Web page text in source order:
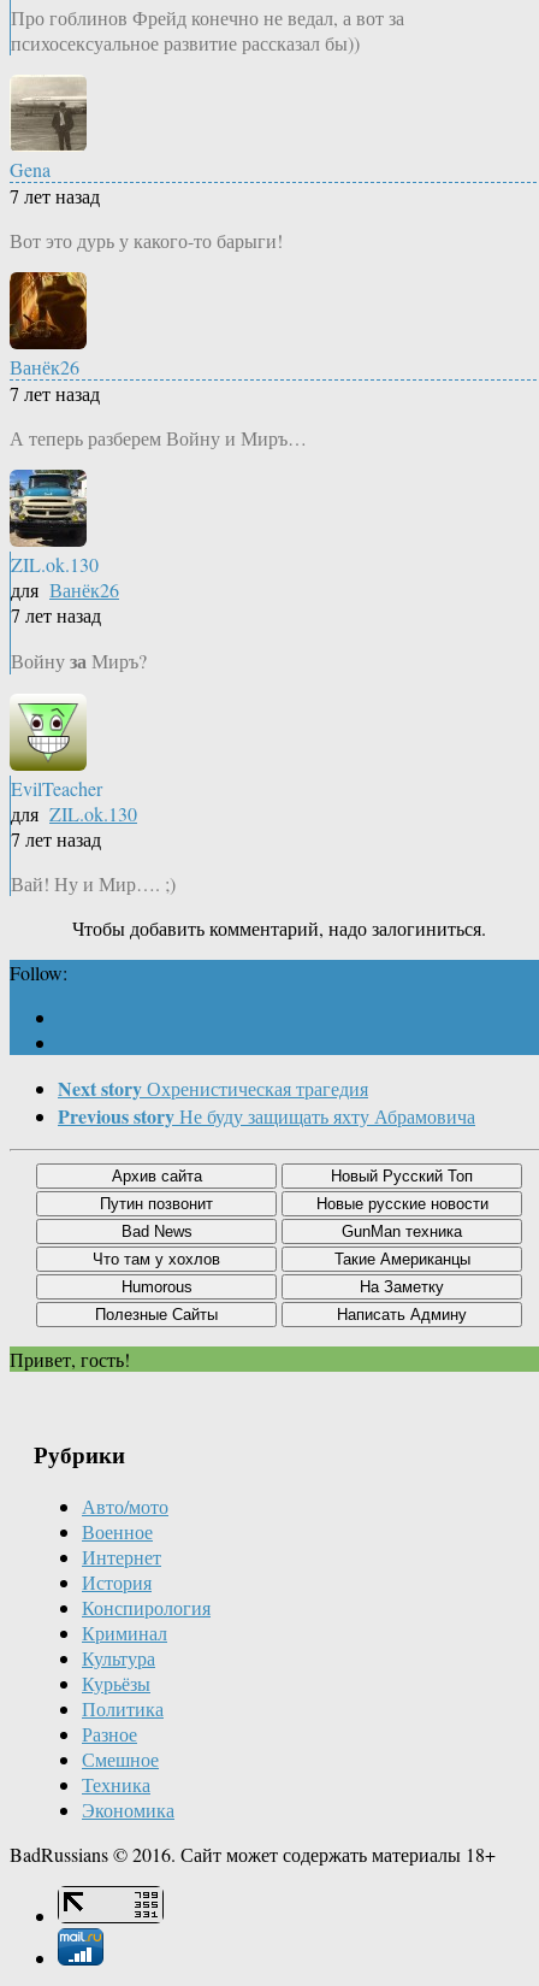
Про гоблинов Фрейд конечно не ведал, а вот за
психосексуальное развитие рассказал бы))
Gena
7 лет назад
Вот это дурь у какого-то барыги!
Ванёк26
7 лет назад
А теперь разберем Войну и Миръ…
ZIL.ok.130
для Ванёк26
7 лет назад
ВойнузаМиръ?
EvilTeacher
для ZIL.ok.130
7 лет назад
Вай! Ну и Мир…. ;)
Чтобы добавить комментарий, надо залогиниться.
Follow:
Next storyОхренистическая трагедия
Previous storyНе буду защищать яхту Абрамовича
Привет, гость!
Рубрики
Авто/мото
Военное
Интернет
История
Конспирология
Криминал
Культура
Курьёзы
Политика
Разное
Смешное
Техника
Экономика
BadRussians © 2016. Сайт может содержать материалы 18+